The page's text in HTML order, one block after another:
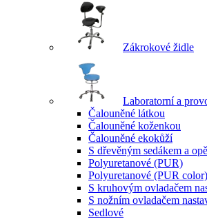
Zákrokové židle
Laboratorní a
Čalouněné látkou
Čalouněné koženkou
Čalouněné ekokůží
S dřevěným sedákem a
Polyuretanové (PUR)
Polyuretanové (PUR color)
S kruhovým ovladačem
S nožním ovladačem
Sedlové